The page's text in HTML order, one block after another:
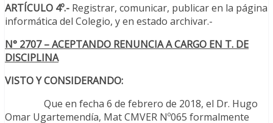
ARTÍCULO 4º.- Registrar, comunicar, publicar en la página
informática del Colegio, y en estado archivar.-
N° 2707 – ACEPTANDO RENUNCIA A CARGO EN T. DE
DISCIPLINA
VISTO Y CONSIDERANDO:
Que en fecha 6 de febrero de 2018, el Dr. Hugo
Omar Ugartemendía, Mat CMVER Nº065 formalmente